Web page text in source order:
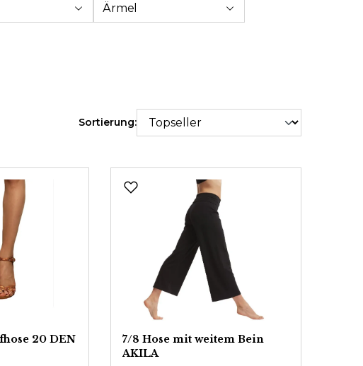
Ärmel
Sortierung:
20 DEN
7/8 Hose mit weitem Bein
AKILA